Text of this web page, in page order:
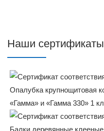
Наши сертификаты